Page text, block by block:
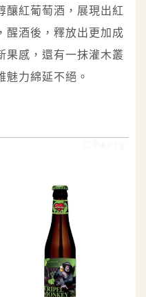
釀紅葡萄酒，展現出紅
醒酒後，釋放出更加成
果感，還有一抹灌木叢
魅力綿延不絕。